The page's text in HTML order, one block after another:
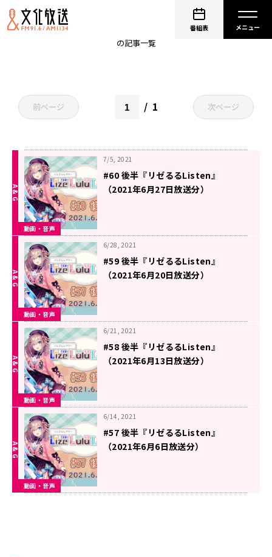
番組表
の記事一覧
前ページ 1 次ページ
動画・音声
7/5, 2021
#60 後半『リゼるるListen』
（2021年6月27日放送分）
動画・音声
6/28, 2021
#59 後半『リゼるるListen』
（2021年6月20日放送分）
動画・音声
6/21, 2021
#58 後半『リゼるるListen』
（2021年6月13日放送分）
動画・音声
6/14, 2021
#57 後半『リゼるるListen』
（2021年6月6日放送分）